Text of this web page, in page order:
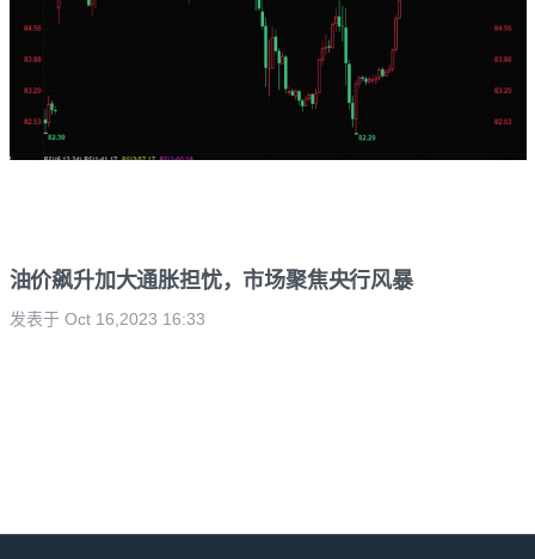
油价飙升加大通胀担忧，市场聚焦央行风暴
发表于 Oct 16,2023 16:33